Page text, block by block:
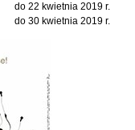
do 22 kwietnia 2019 r.
do 30 kwietnia 2019 r.